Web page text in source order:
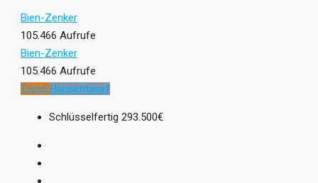
Bien-Zenker
105.466 Aufrufe
Bien-Zenker
105.466 Aufrufe
Trend Hausentwurf
Schlüsselfertig 293.500€